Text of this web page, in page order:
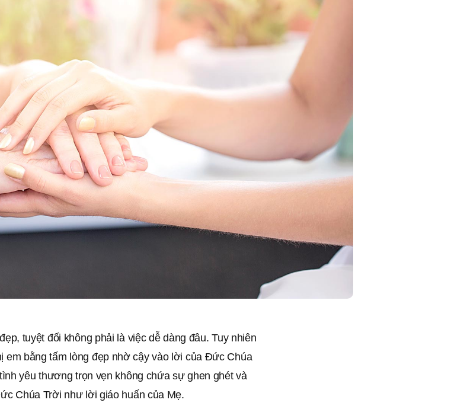
tuyệt đối không phải là việc dễ dàng đâu. Tuy nhiên
em bằng tấm lòng đẹp nhờ cậy vào lời của Đức Chúa
yêu thương trọn vẹn không chứa sự ghen ghét và
Chúa Trời như lời giáo huấn của Mẹ.